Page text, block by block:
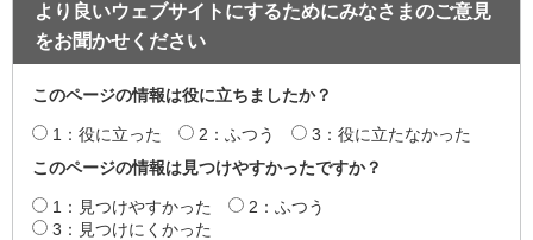
より良いウェブサイトにするためにみなさまのご意見
をお聞かせください
このページの情報は役に立ちましたか？
1：役に立った 2：ふつう
3：役に立たなかった
このページの情報は見つけやすかったですか？
1：見つけやすかった
2：ふつう
3：見つけにくかった